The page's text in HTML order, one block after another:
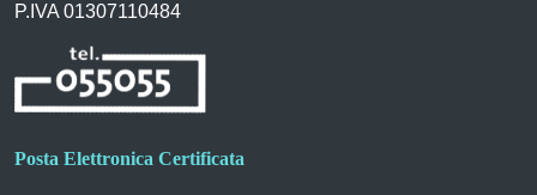
P.IVA 01307110484
Posta Elettronica Certificata